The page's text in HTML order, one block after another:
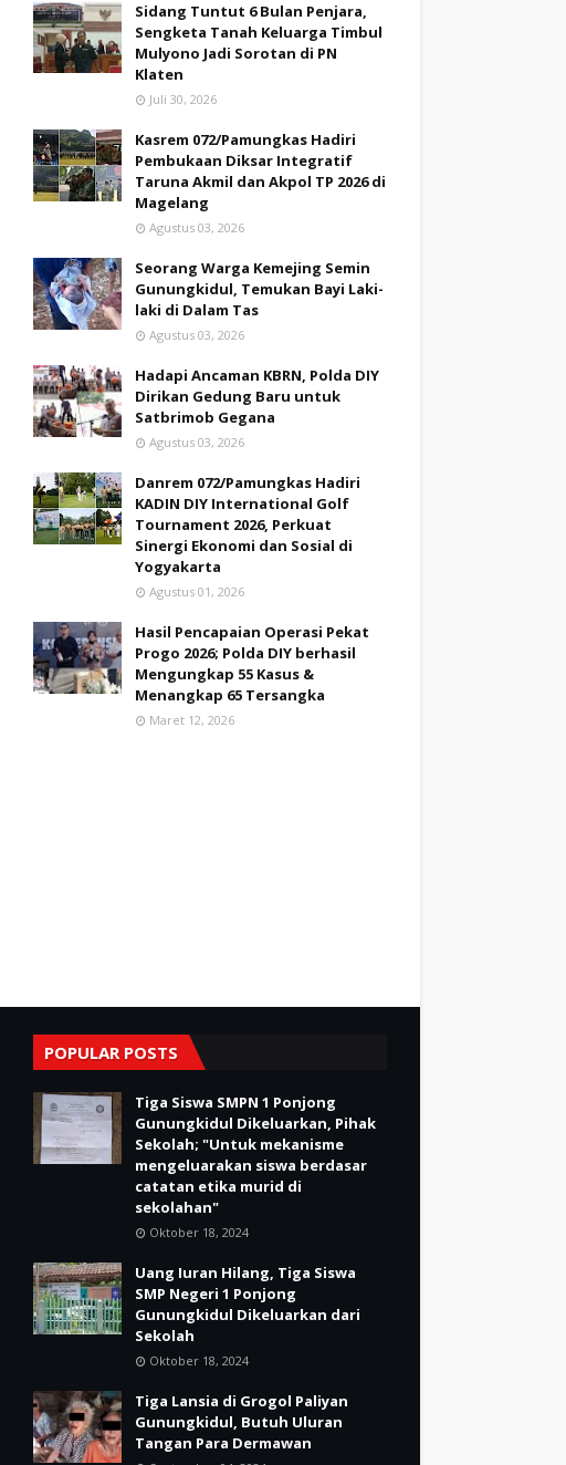
Sidang Tuntut 6 Bulan Penjara,
Sengketa Tanah Keluarga Timbul
Mulyono Jadi Sorotan di PN
Klaten
Juli 30, 2026
Kasrem 072/Pamungkas Hadiri
Pembukaan Diksar Integratif
Taruna Akmil dan Akpol TP 2026 di
Magelang
Agustus 03, 2026
Seorang Warga Kemejing Semin
Gunungkidul, Temukan Bayi Laki-
laki di Dalam Tas
Agustus 03, 2026
Hadapi Ancaman KBRN, Polda DIY
Dirikan Gedung Baru untuk
Satbrimob Gegana
Agustus 03, 2026
Danrem 072/Pamungkas Hadiri
KADIN DIY International Golf
Tournament 2026, Perkuat
Sinergi Ekonomi dan Sosial di
Yogyakarta
Agustus 01, 2026
Hasil Pencapaian Operasi Pekat
Progo 2026; Polda DIY berhasil
Mengungkap 55 Kasus &
Menangkap 65 Tersangka
Maret 12, 2026
POPULAR POSTS
Tiga Siswa SMPN 1 Ponjong
Gunungkidul Dikeluarkan, Pihak
Sekolah; "Untuk mekanisme
mengeluarakan siswa berdasar
catatan etika murid di
sekolahan"
Oktober 18, 2024
Uang Iuran Hilang, Tiga Siswa
SMP Negeri 1 Ponjong
Gunungkidul Dikeluarkan dari
Sekolah
Oktober 18, 2024
Tiga Lansia di Grogol Paliyan
Gunungkidul, Butuh Uluran
Tangan Para Dermawan